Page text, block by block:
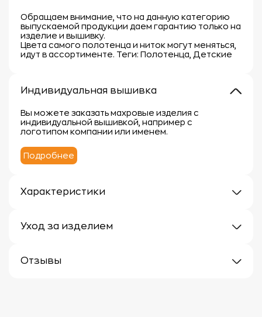
Обращаем внимание, что на данную категорию
выпускаемой продукции даем гарантию только на
изделие и вышивку.
Цвета самого полотенца и ниток могут меняться,
идут в ассортименте. Теги: Полотенца, Детские
Индивидуальная вышивка
Вы можете заказать махровые изделия с
индивидуальной вышивкой, например с
логотипом компании или именем.
Подробнее
Характеристики
Материал: 100% хлопок
Уход за изделием
чтобы сохранить их мягкость, впитывающие
Отзывы